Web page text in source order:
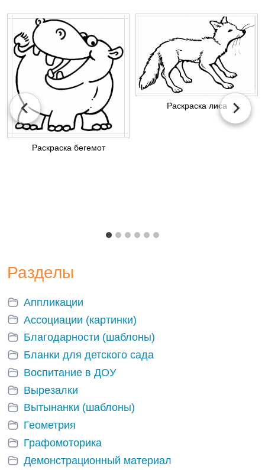
Раскраска бегемот
Раскраска лиса
Разделы
Аппликации
Ассоциации (картинки)
Благодарности (шаблоны)
Бланки для детского сада
Воспитание в ДОУ
Вырезалки
Вытынанки (шаблоны)
Геометрия
Графомоторика
Демонстрационный материал